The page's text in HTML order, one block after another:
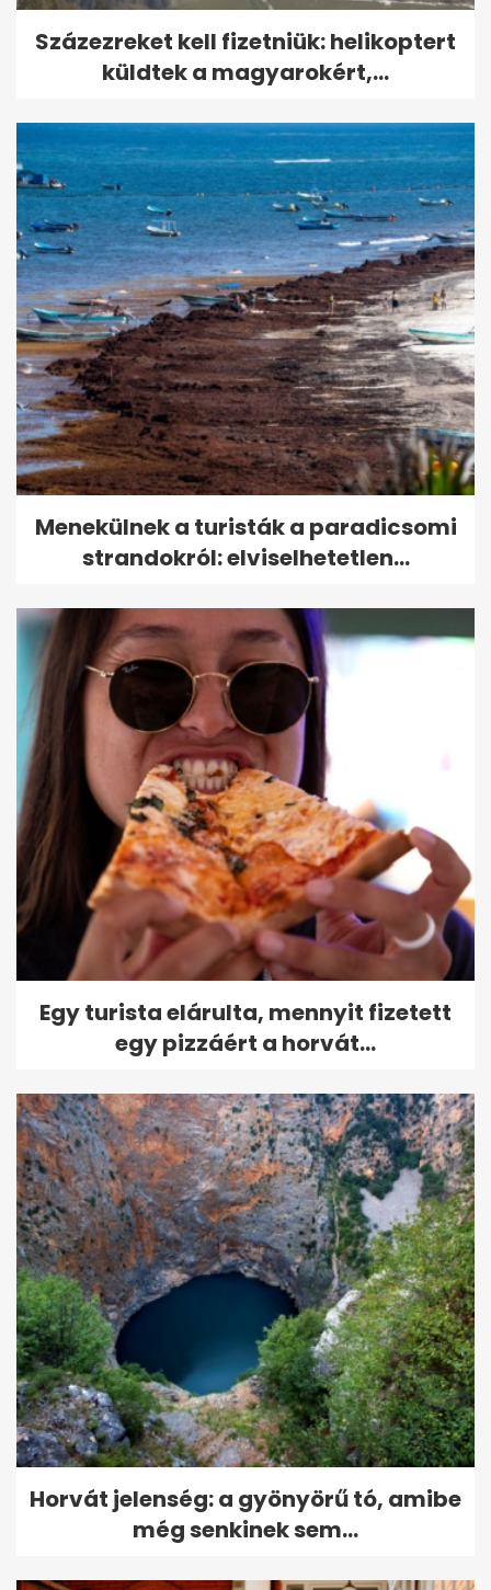
Százezreket kell fizetniük: helikoptert
küldtek a magyarokért,...
Menekülnek a turisták a paradicsomi
strandokról: elviselhetetlen...
Egy turista elárulta, mennyit fizetett
egy pizzáért a horvát...
Horvát jelenség: a gyönyörű tó, amibe
még senkinek sem...